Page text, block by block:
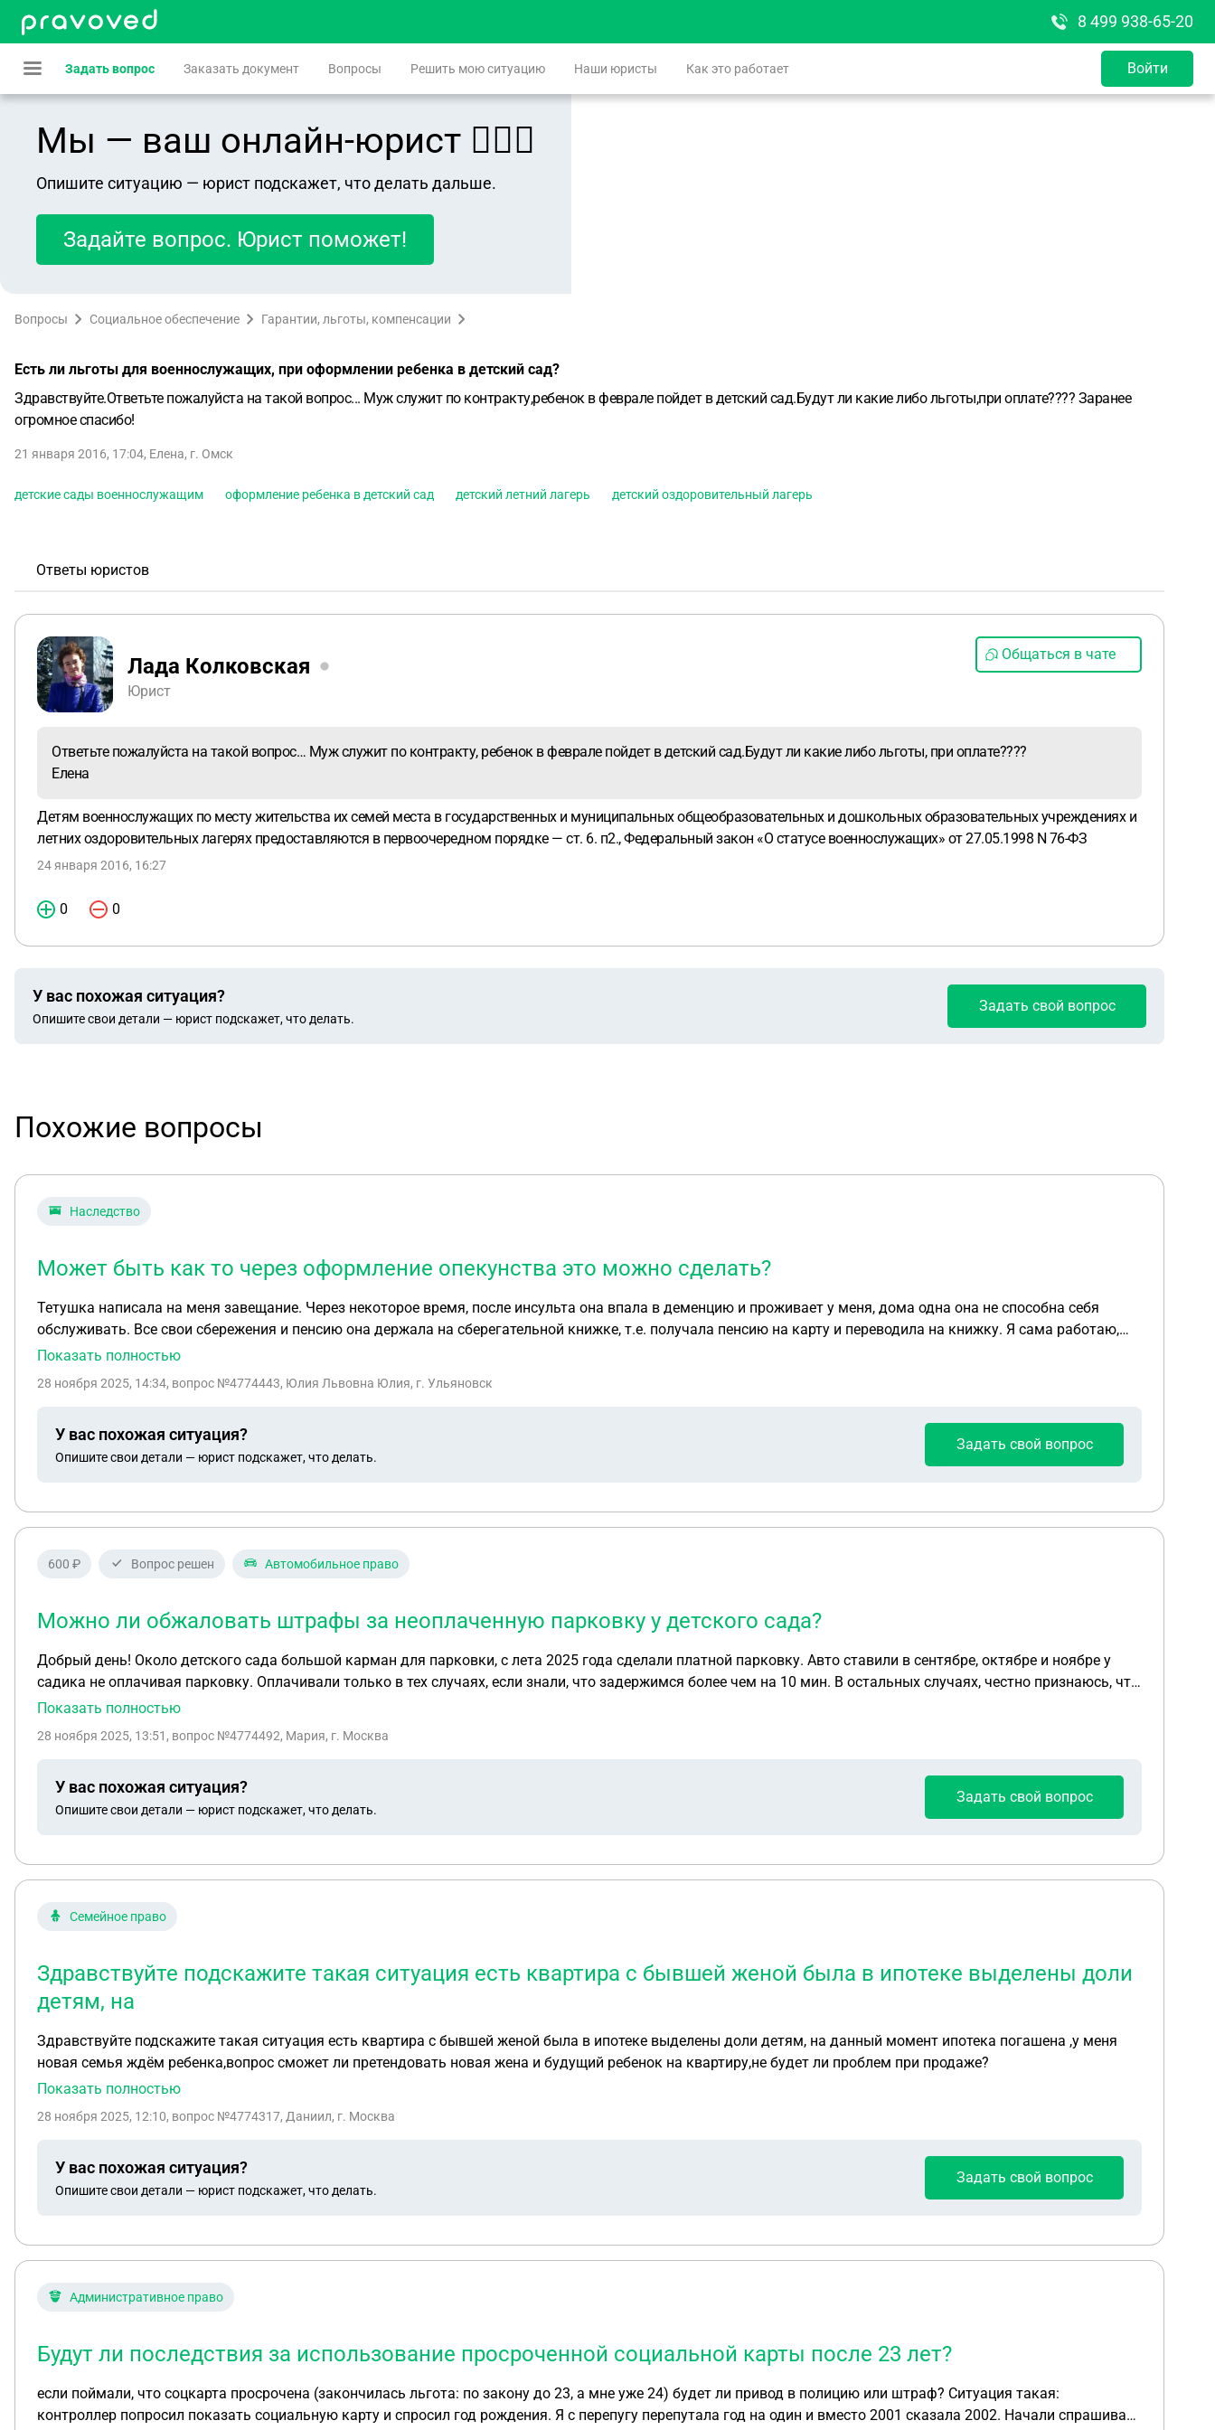
8 499 938-65-20
Задать вопрос Заказать документ Вопросы Решить мою ситуацию Наши юристы Как это работает Войти
Мы — ваш онлайн-юрист 👨🏻‍⚖️
Опишите ситуацию — юрист подскажет, что делать дальше.
Задайте вопрос. Юрист поможет!
Вопросы Социальное обеспечение Гарантии, льготы, компенсации
Есть ли льготы для военнослужащих, при оформлении ребенка в детский сад?
Здравствуйте.Ответьте пожалуйста на такой вопрос... Муж служит по контракту,ребенок в феврале пойдет в детский сад.Будут ли какие либо льготы,при оплате???? Заранее
огромное спасибо!
21 января 2016, 17:04, Елена, г. Омск
детские сады военнослужащим оформление ребенка в детский сад детский летний лагерь детский оздоровительный лагерь
Ответы юристов
Лада Колковская
Юрист
Общаться в чате
Ответьте пожалуйста на такой вопрос… Муж служит по контракту, ребенок в феврале пойдет в детский сад.Будут ли какие либо льготы, при оплате????
Елена
Детям военнослужащих по месту жительства их семей места в государственных и муниципальных общеобразовательных и дошкольных образовательных учреждениях и
летних оздоровительных лагерях предоставляются в первоочередном порядке — ст. 6. п2., Федеральный закон «О статусе военнослужащих» от 27.05.1998 N 76-ФЗ
24 января 2016, 16:27
0 0
У вас похожая ситуация?
Опишите свои детали — юрист подскажет, что делать.
Задать свой вопрос
Похожие вопросы
Наследство
Может быть как то через оформление опекунства это можно сделать?
Тетушка написала на меня завещание. Через некоторое время, после инсульта она впала в деменцию и проживает у меня, дома одна она не способна себя
обслуживать. Все свои сбережения и пенсию она держала на сберегательной книжке, т.е. получала пенсию на карту и переводила на книжку. Я сама работаю,
дома с ней сидит сиделка, пока меня нет дома, т.е. это требует финансовых затрат, плюс ко всему предметы гигиены, лекарства, платные реабилитологи на
деньги? Может быть как то через оформление опекунства это можно сделать?
Показать полностью
28 ноября 2025, 14:34, вопрос №4774443, Юлия Львовна Юлия, г. Ульяновск
У вас похожая ситуация?
Опишите свои детали — юрист подскажет, что делать.
Задать свой вопрос
600 ₽ Вопрос решен Автомобильное право
Можно ли обжаловать штрафы за неоплаченную парковку у детского сада?
Добрый день! Около детского сада большой карман для парковки, с лета 2025 года сделали платной парковку. Авто ставили в сентябре, октябре и ноябре у
садика не оплачивая парковку. Оплачивали только в тех случаях, если знали, что задержимся более чем на 10 мин. В остальных случаях, честно признаюсь, что
думали проскочить, 5-7 мин уложимся. Первый штраф пришел 24.11 ( за нарушение от 27.10) и дальше стали приходить за каждый день по несколько штук. На
обжаловать данные штрафы?
Показать полностью
28 ноября 2025, 13:51 , вопрос №4774492, Мария, г. Москва
У вас похожая ситуация?
Опишите свои детали — юрист подскажет, что делать.
Задать свой вопрос
Семейное право
Здравствуйте подскажите такая ситуация есть квартира с бывшей женой была в ипотеке выделены доли
детям, на
Здравствуйте подскажите такая ситуация есть квартира с бывшей женой была в ипотеке выделены доли детям, на данный момент ипотека погашена ,у меня
новая семья ждём ребенка,вопрос сможет ли претендовать новая жена и будущий ребенок на квартиру,не будет ли проблем при продаже?
Показать полностью
28 ноября 2025, 12:10, вопрос №4774317, Даниил, г. Москва
У вас похожая ситуация?
Опишите свои детали — юрист подскажет, что делать.
Задать свой вопрос
Административное право
Будут ли последствия за использование просроченной социальной карты после 23 лет?
если поймали, что соцкарта просрочена (закончилась льгота: по закону до 23, а мне уже 24) будет ли привод в полицию или штраф? Ситуация такая:
контроллер попросил показать социальную карту и спросил год рождения. Я с перепугу перепутала год на один и вместо 2001 сказала 2002. Начали спрашивать